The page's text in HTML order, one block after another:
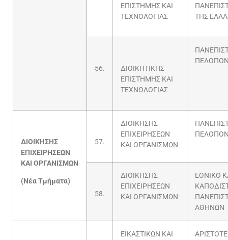
ΕΠΙΣΤΗΜΗΣ ΚΑΙ
ΤΕΧΝΟΛΟΓΙΑΣ
ΤΗΣ
56.
ΔΙΟΙΚΗΤΙΚΗΣ
ΕΠΙΣΤΗΜΗΣ ΚΑΙ
ΤΕΧΝΟΛΟΓΙΑΣ
ΔΙΟΙΚΗΣΗΣ
ΕΠΙΧΕΙΡΗΣΕΩΝ
ΚΑΙ ΟΡΓΑΝΙΣΜΩΝ
(Νέα Τμήματα)
57.
ΔΙΟΙΚΗΣΗΣ
ΕΠΙΧΕΙΡΗΣΕΩΝ
ΚΑΙ ΟΡΓΑΝΙΣΜΩΝ
58.
ΔΙΟΙΚΗΣΗΣ
ΕΠΙΧΕΙΡΗΣΕΩΝ
ΚΑΙ ΟΡΓΑΝΙΣΜΩΝ
ΕΘΝΙΚΟ
ΑΘΗΝΩΝ
ΕΙΚΑΣΤΙΚΩΝ ΚΑΙ